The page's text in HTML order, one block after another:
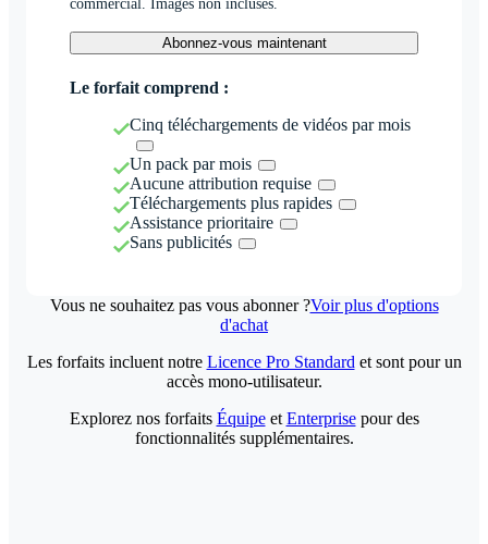
commercial. Images non incluses.
Abonnez-vous maintenant
Le forfait comprend :
Cinq téléchargements de vidéos par mois
Un pack par mois
Aucune attribution requise
Téléchargements plus rapides
Assistance prioritaire
Sans publicités
Vous ne souhaitez pas vous abonner ?Voir plus d'options
d'achat
Les forfaits incluent notre Licence Pro Standard et sont pour un
accès mono-utilisateur.
Explorez nos forfaits Équipeet Enterprisepour des
fonctionnalités supplémentaires.